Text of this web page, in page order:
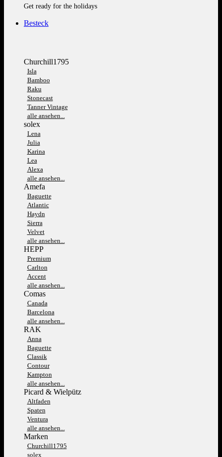
Get ready for the holidays
Besteck
Churchill1795
Isla
Bamboo
Raku
Stonecast
Tanner Vintage
alle ansehen...
solex
Lena
Julia
Karina
Lea
Alexa
alle ansehen...
Amefa
Baguette
Atlantic
Haydn
Sierra
Velvet
alle ansehen...
HEPP
Premium
Carlton
Accent
alle ansehen...
Comas
Canada
Barcelona
alle ansehen...
RAK
Anna
Baguette
Classik
Contour
Kampton
alle ansehen...
Picard & Wielpütz
Altfaden
Spaten
Ventura
alle ansehen...
Marken
Churchill1795
solex